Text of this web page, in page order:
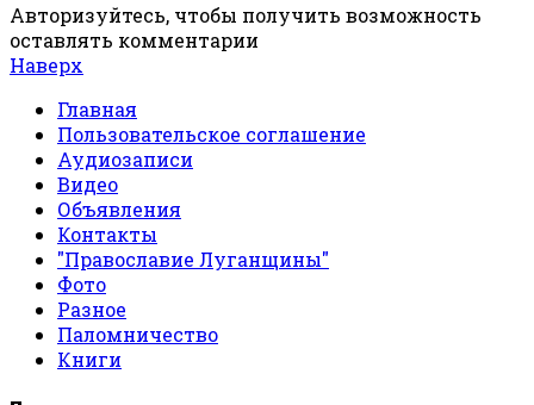
Авторизуйтесь, чтобы получить возможность
оставлять комментарии
Наверх
Главная
Пользовательское соглашение
Аудиозаписи
Видео
Объявления
Контакты
"Православие Луганщины"
Фото
Разное
Паломничество
Книги